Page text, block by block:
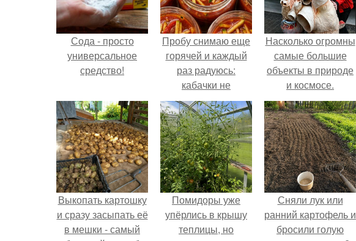
Сода - просто
универсальное
средство!
Пробу снимаю еще
горячей и каждый
раз радуюсь:
кабачки не
развариваются, а
соус получается
густым и
пикантным.
Насколько огромны
самые большие
объекты в природе
и космосе.
Выкопать картошку
и сразу засыпать её
в мешки - самый
Помидоры уже
упёрлись в крышу
теплицы, но
Сняли лук или
ранний картофель и
бросили голую